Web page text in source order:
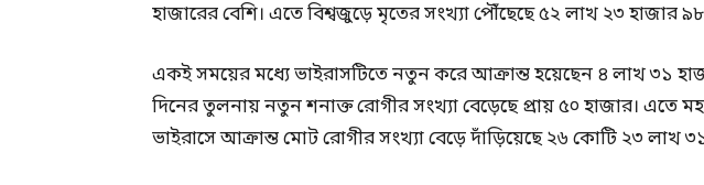
হাজারের বেশি। এতে বিশ্বজুড়ে মৃতের সংখ্যা পৌঁছেছে ৫২ লাখ ২৩ হাজার
একই সময়ের মধ্যে ভাইরাসটিতে নতুন করে আক্রান্ত হয়েছেন ৪ লাখ ৩১
দিনের তুলনায় নতুন শনাক্ত রোগীর সংখ্যা বেড়েছে প্রায় ৫০ হাজার। এতে
ভাইরাসে আক্রান্ত মোট রোগীর সংখ্যা বেড়ে দাঁড়িয়েছে ২৬ কোটি ২৩ লাখ